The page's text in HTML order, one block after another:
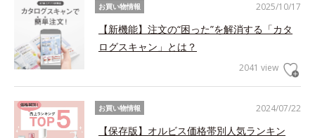
2025/10/17
お買い物情報
【新機能】注文の“困った”を解消する「カタ
ログスキャン」とは？
2041 view
2024/07/22
お買い物情報
【保存版】オルビス価格帯別人気ランキン